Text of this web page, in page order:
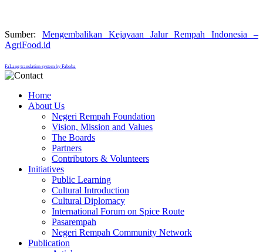
Sumber: Mengembalikan Kejayaan Jalur Rempah Indonesia –
AgriFood.id
FaLang translation system by Faboba
Home
About Us
Negeri Rempah Foundation
Vision, Mission and Values
The Boards
Partners
Contributors & Volunteers
Initiatives
Public Learning
Cultural Introduction
Cultural Diplomacy
International Forum on Spice Route
Pasarempah
Negeri Rempah Community Network
Publication